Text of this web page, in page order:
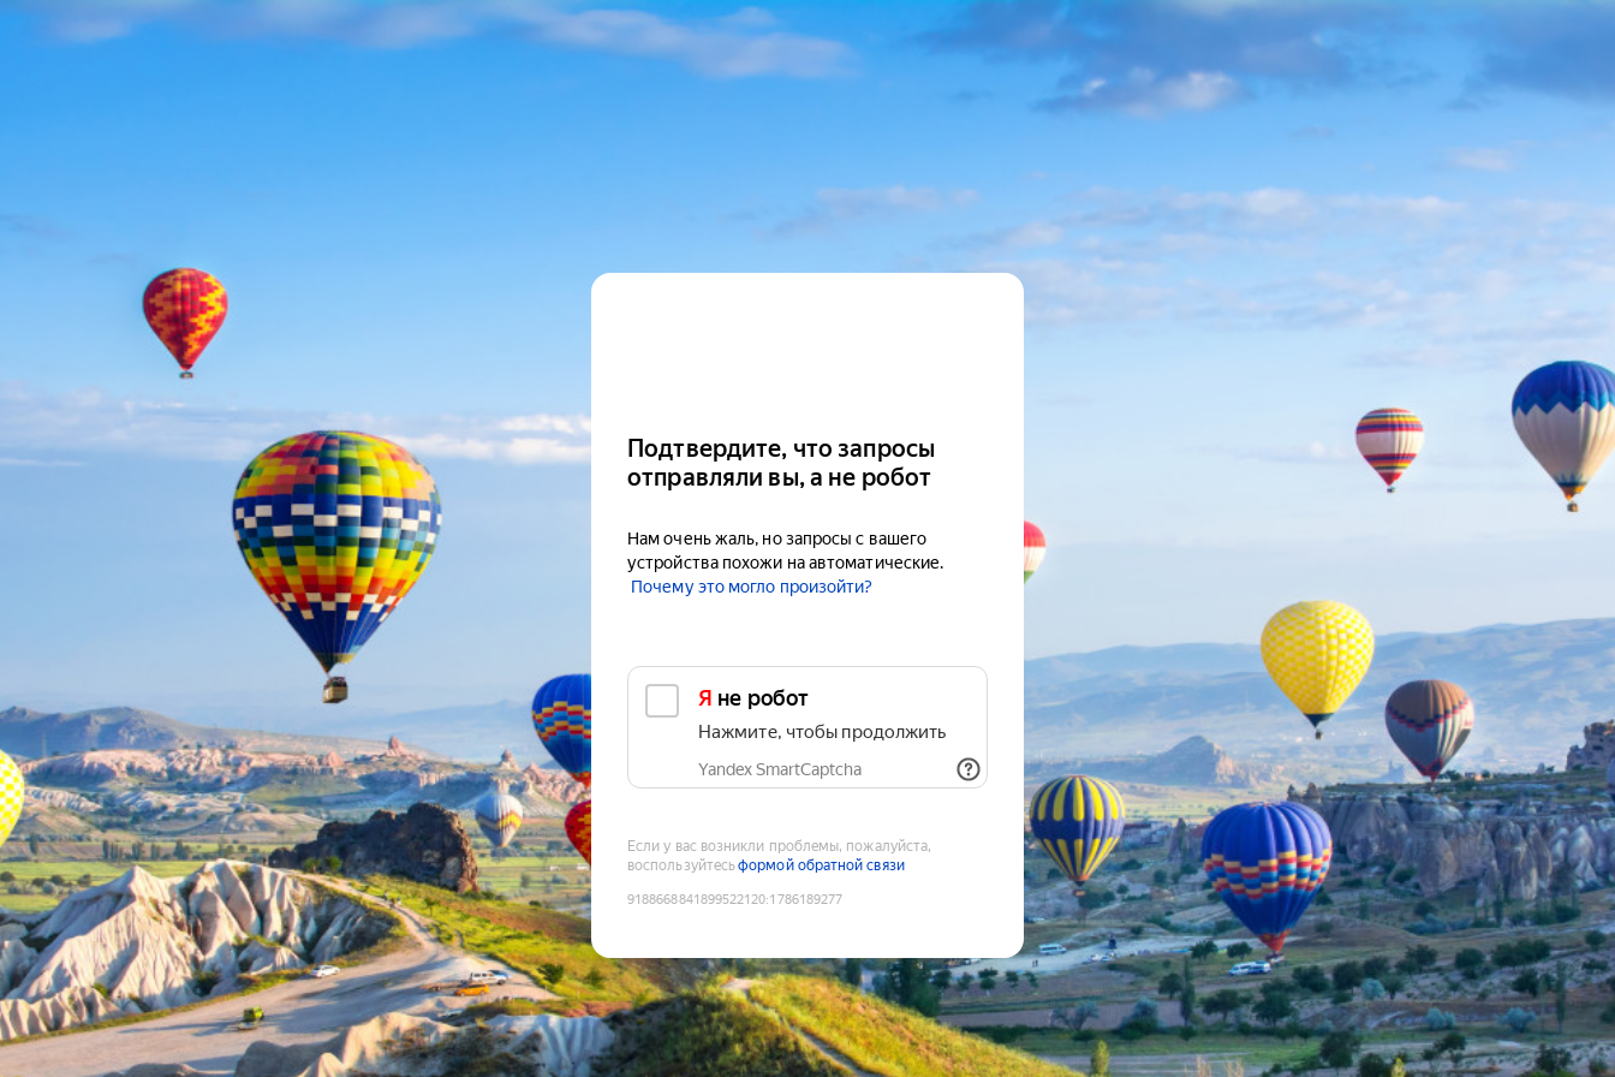
Подтвердите, что запросы
отправляли вы, а не робот
Нам очень жаль, но запросы с вашего
устройства похожи на автоматические.
Почему это могло произойти?
Я не робот
Нажмите, чтобы продолжить
Yandex SmartCaptcha
Если у вас возникли проблемы, пожалуйста,
воспользуйтесьформой обратной связи
9188668841899522120:1786189277